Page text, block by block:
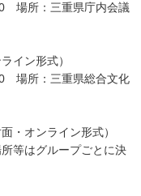
所：三重県庁内会議
イン形式）
所：三重県総合文化
・オンライン形式）
はグループごとに決